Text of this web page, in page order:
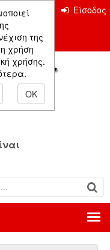
της
χρήση
χρήσης.
OK
Είσοδος